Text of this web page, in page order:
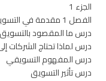
الجزء 1
الفصل 1 مقدمة في التسويق
درس ما المقصود
درس لماذا تحتاج الشركات
درس المفهوم التسويقي
درس تأثير التسويق